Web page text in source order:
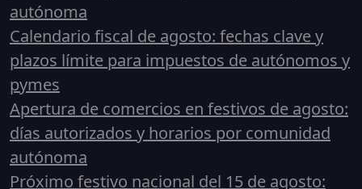
autónoma
Calendario fiscal de agosto: fechas clave y
plazos límite para impuestos de autónomos y
pymes
Apertura de comercios en festivos de agosto:
días autorizados y horarios por comunidad
autónoma
Próximo festivo nacional del 15 de agosto: